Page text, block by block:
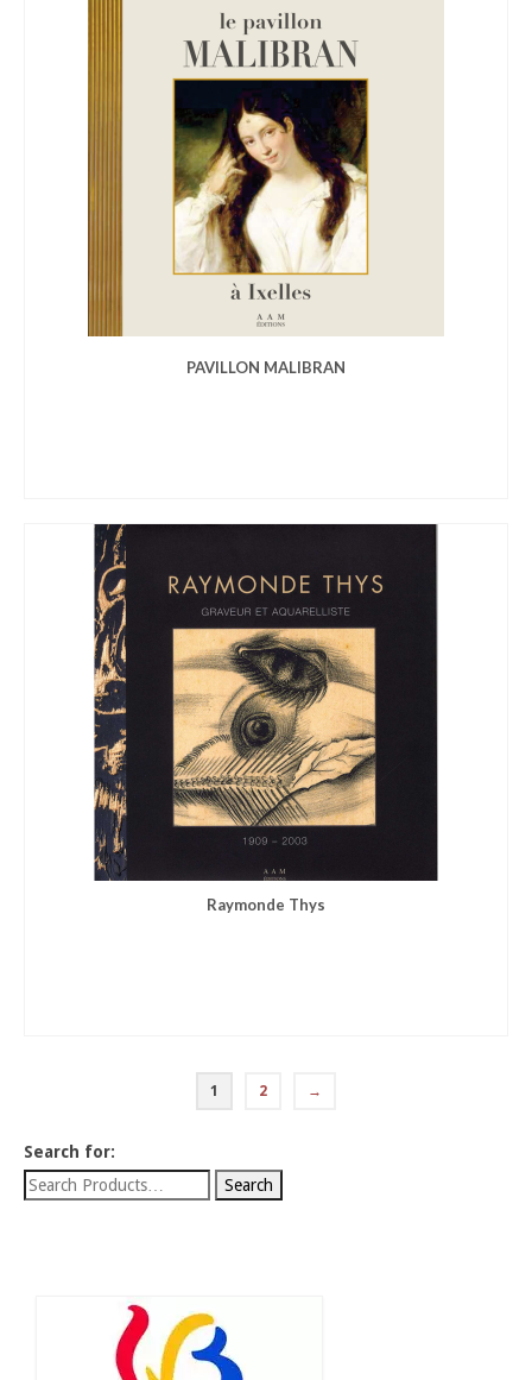
PAVILLON MALIBRAN
Raymonde Thys
1 2 →
Search for: